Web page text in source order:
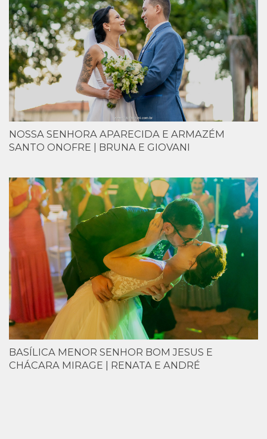
NOSSA SENHORA APARECIDA E ARMAZÉM
SANTO ONOFRE | BRUNA E GIOVANI
BASÍLICA MENOR SENHOR BOM JESUS E
CHÁCARA MIRAGE | RENATA E ANDRÉ